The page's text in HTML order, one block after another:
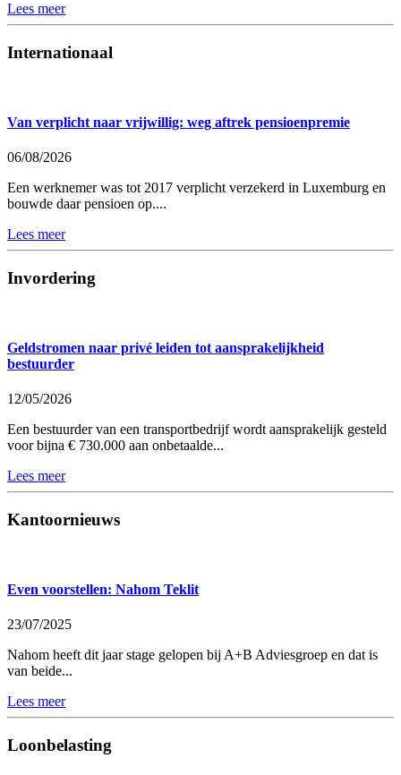
Lees meer
Internationaal
Van verplicht naar vrijwillig: weg aftrek pensioenpremie
06/08/2026
Een werknemer was tot 2017 verplicht verzekerd in Luxemburg en
bouwde daar pensioen op....
Lees meer
Invordering
Geldstromen naar privé leiden tot aansprakelijkheid
bestuurder
12/05/2026
Een bestuurder van een transportbedrijf wordt aansprakelijk gesteld
voor bijna € 730.000 aan onbetaalde...
Lees meer
Kantoornieuws
Even voorstellen: Nahom Teklit
23/07/2025
Nahom heeft dit jaar stage gelopen bij A+B Adviesgroep en dat is
van beide...
Lees meer
Loonbelasting